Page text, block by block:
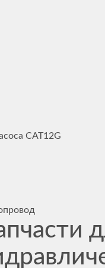
CAT12G